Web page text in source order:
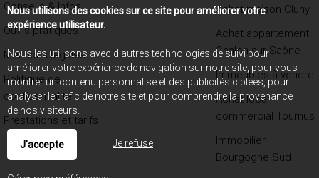
Conseils & Infos
Outils pratiques
Mentions légales
Politique de
confidentialité
Prestations et tarifs
Achat maison Cluny
Achat appartement
Chalon-sur-Saône
Immeubles à vendre
Achat local
commercial Tournus
Immobilier
Bourgogne Sud
Nous utilisons des cookies sur ce site pour améliorer votre
expérience utilisateur.
Nous les utilisons avec d'autres technologies de suivi pour
améliorer votre expérience de navigation sur notre site, pour vous
montrer un contenu personnalisé et des publicités ciblées, pour
analyser le trafic de notre site et pour comprendre la provenance
de nos visiteurs.
J'accepte Je refuse